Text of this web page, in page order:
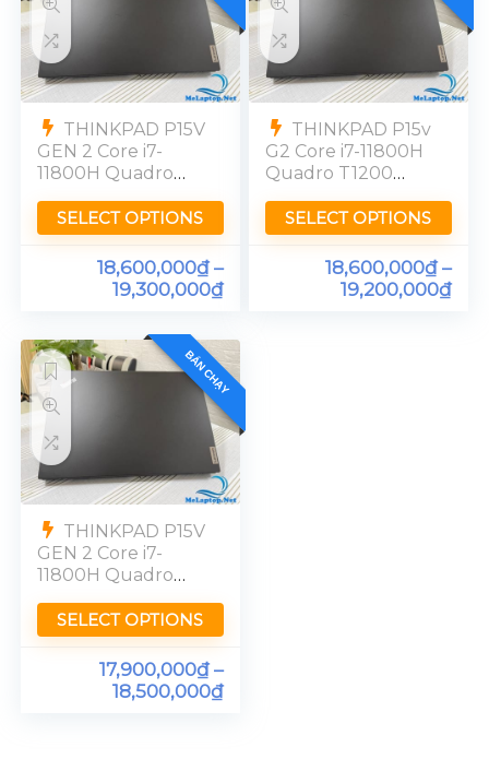
THINKPAD P15V
GEN 2 Core i7-
11800H Quadro
FHD
SELECT OPTIONS
18,600,000₫–
19,300,000₫
THINKPAD P15v
G2 Core i7-11800H
Quadro T1200
SELECT OPTIONS
18,600,000₫–
19,200,000₫
BÁN CHẠY
THINKPAD P15V
GEN 2 Core i7-
11800H Quadro
FHD
SELECT OPTIONS
17,900,000₫–
18,500,000₫